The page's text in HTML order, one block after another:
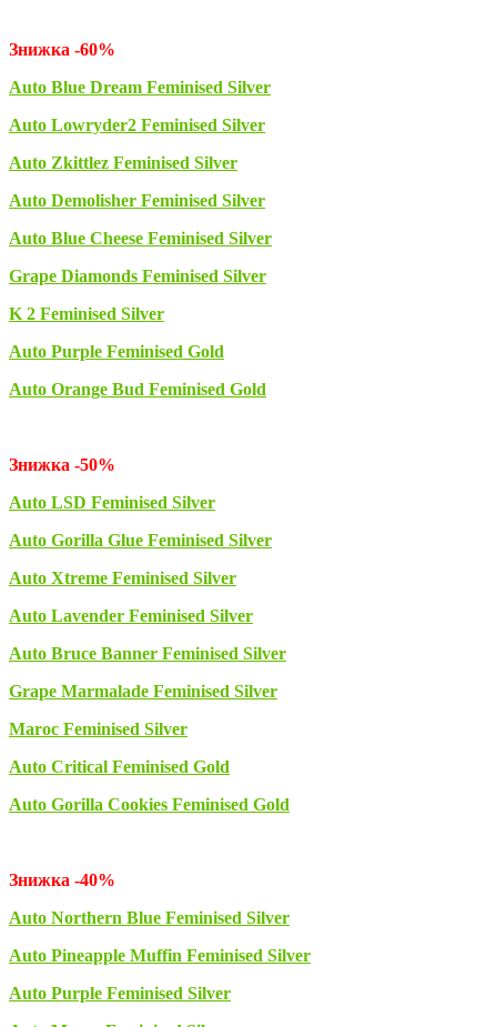
Знижка -60%
Auto Blue Dream Feminised Silver
Auto Lowryder2 Feminised Silver
Auto Zkittlez Feminised Silver
Auto Demolisher Feminised Silver
Auto Blue Cheese Feminised Silver
Grape Diamonds Feminised Silver
K 2 Feminised Silver
Auto Purple Feminised Gold
Auto Orange Bud Feminised Gold
Знижка -50%
Auto LSD Feminised Silver
Auto Gorilla Glue Feminised Silver
Auto Xtreme Feminised Silver
Auto Lavender Feminised Silver
Auto Bruce Banner Feminised Silver
Grape Marmalade Feminised Silver
Maroc Feminised Silver
Auto Critical Feminised Gold
Auto Gorilla Cookies Feminised Gold
Знижка -40%
Auto Northern Blue Feminised Silver
Auto Pineapple Muffin Feminised Silver
Auto Purple Feminised Silver